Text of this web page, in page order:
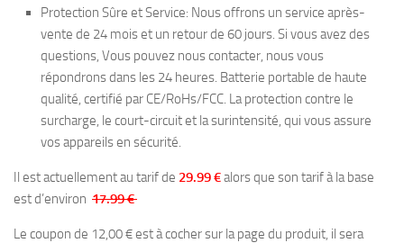
Protection Sûre et Service: Nous offrons un service après-
vente de 24 mois et un retour de 60 jours. Si vous avez des
questions, Vous pouvez nous contacter, nous vous
répondrons dans les 24 heures. Batterie portable de haute
qualité, certifié par CE/RoHs/FCC. La protection contre le
surcharge, le court-circuit et la surintensité, qui vous assure
vos appareils en sécurité.
Il est actuellement au tarif de 29.99 €alors que son tarif à la base
est d’environ 17.99 €
Le coupon de 12,00 € est à cocher sur la page du produit, il sera